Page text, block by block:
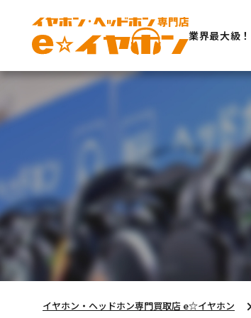
業界最大級
イヤホン・ヘッドホン専門買取店 e☆イヤホン